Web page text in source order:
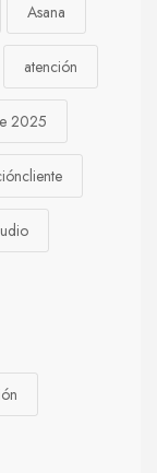
Asana
atención
2025